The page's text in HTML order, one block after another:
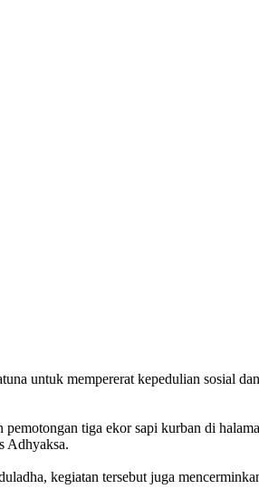
untuk mempererat kepedulian sosial
tiga ekor sapi kurban di
Adhyaksa.
kegiatan tersebut juga